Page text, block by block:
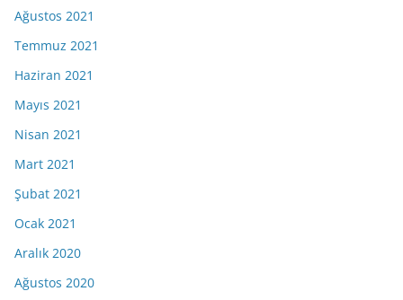
Ağustos 2021
Temmuz 2021
Haziran 2021
Mayıs 2021
Nisan 2021
Mart 2021
Şubat 2021
Ocak 2021
Aralık 2020
Ağustos 2020